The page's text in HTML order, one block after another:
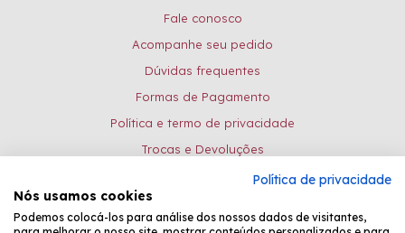
Fale conosco
Acompanhe seu pedido
Dúvidas frequentes
Formas de Pagamento
Política e termo de privacidade
Trocas e Devoluções
Formas de pagamento:Política de privacidade
Nós usamos cookies
Podemos colocá-los para análise dos nossos dados de visitantes,